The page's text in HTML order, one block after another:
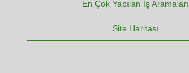
En Çok Yapılan İş Aramaları
Site Haritası